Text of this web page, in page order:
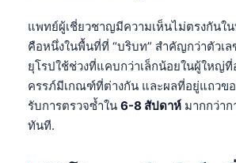
แพทย์ผู้เชี่ยวชาญมีความเห็นไม่ตรงกันใ
คือหนึ่งในพื้นที่ที่ “บริบท” สำคัญกว่าตัวเ
ยุโรปใช้ช่วงที่แคบกว่าเล็กน้อยในผู้ใหญ่ที่
ครรภ์มีเกณฑ์ที่ต่างกัน และผลที่อยู่แถวข
รับการตรวจซ้ำใน 6-8 สัปดาห์ มากกว่า
ทันที.